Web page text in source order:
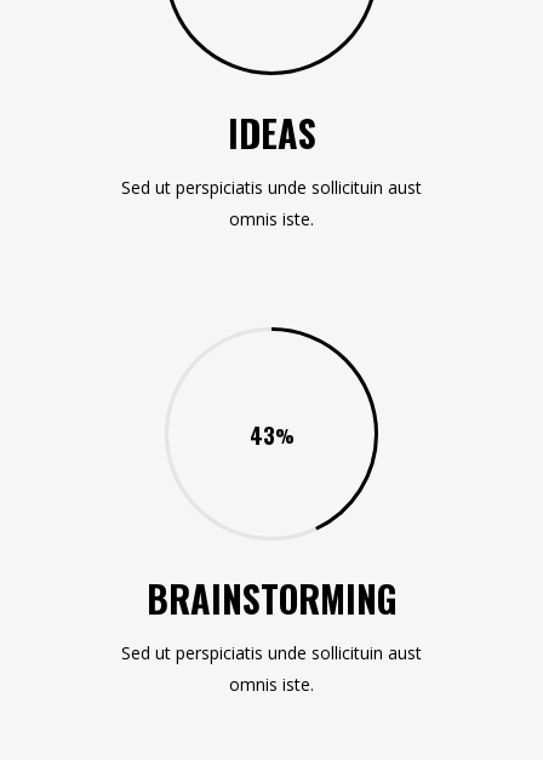
IDEAS
Sed ut perspiciatis unde sollicituin aust
omnis iste.
43
BRAINSTORMING
Sed ut perspiciatis unde sollicituin aust
omnis iste.